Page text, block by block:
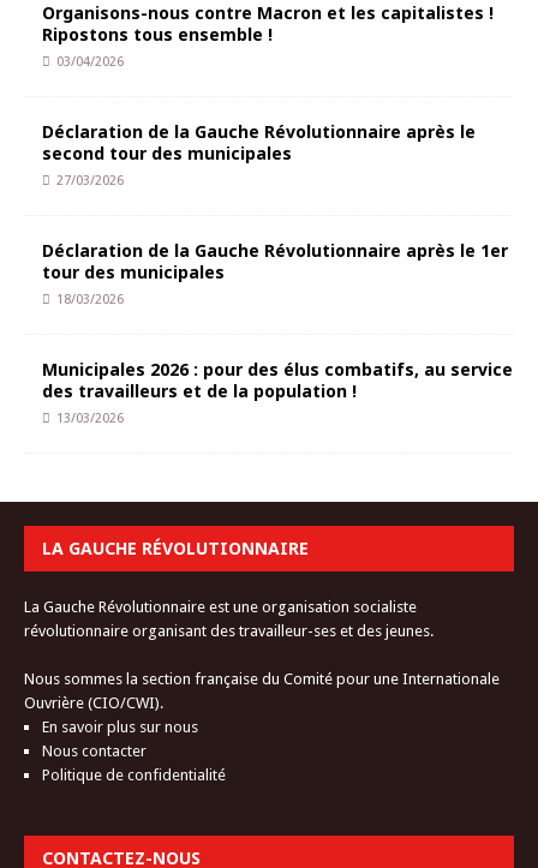
Organisons-nous contre Macron et les capitalistes !
Ripostons tous ensemble !
03/04/2026
Déclaration de la Gauche Révolutionnaire après le
second tour des municipales
27/03/2026
Déclaration de la Gauche Révolutionnaire après le 1er
tour des municipales
18/03/2026
Municipales 2026 : pour des élus combatifs, au service
des travailleurs et de la population !
13/03/2026
LA GAUCHE RÉVOLUTIONNAIRE
La Gauche Révolutionnaire est une organisation socialiste
révolutionnaire organisant des travailleur-ses et des jeunes.
Nous sommes la section française du Comité pour une Internationale
Ouvrière (CIO/CWI).
En savoir plus sur nous
Nous contacter
Politique de confidentialité
CONTACTEZ-NOUS